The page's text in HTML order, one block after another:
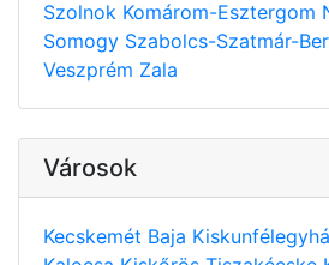
Szolnok Komárom-Esztergom
Somogy Szabolcs-Szatmár-
Veszprém Zala
Városok
Kecskemét Baja